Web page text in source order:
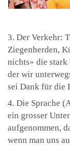
3. Der Verkehr:
Ziegenherden,
nichts» die stark
der wir
sei Dank für die
4. Die Sprache
ein grosser
aufgenommen,
wenn man uns